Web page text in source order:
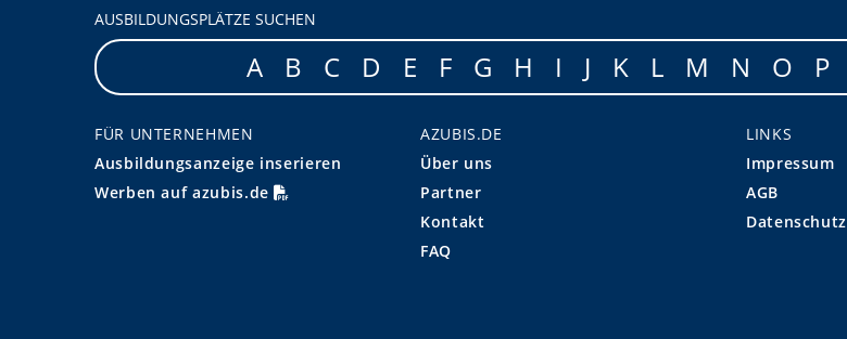
AUSBILDUNGSPLÄTZE SUCHEN
A B C D E F G H I J K L M N O P
FÜR UNTERNEHMEN
Ausbildungsanzeige inserieren
Werben auf azubis.de
AZUBIS.DE
Über uns
Partner
Kontakt
FAQ
LINKS
Impressum
AGB
Datenschutz